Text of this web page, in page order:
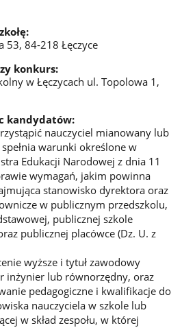
53, 84-218 Łęczyce
konkurs:
w Łęczycach ul. Topolowa 1,
kandydatów:
nauczyciel mianowany lub
warunki określone w
Edukacji Narodowej z dnia 11
wymagań, jakim powinna
stanowisko dyrektora oraz
w publicznym przedszkolu,
publicznej szkole
publicznej placówce (Dz. U. z
wyższe i tytuł zawodowy
inżynier lub równorzędny, oraz
pedagogiczne i kwalifikacje do
nauczyciela w szkole lub
w skład zespołu, w której